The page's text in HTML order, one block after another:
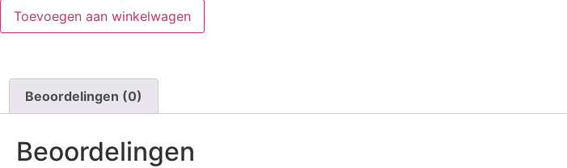
Toevoegen aan winkelwagen
Beoordelingen (0)
Beoordelingen